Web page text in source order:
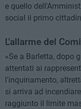
e quello
social il primo
L'allarme del
«Se a Barletta, dopo
attentati ai
l'inquinamento,
si arriva ad
raggiunto il limite